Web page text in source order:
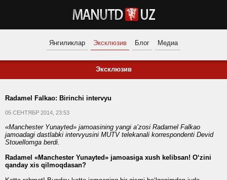
Янгиликлар Эксклюзив Блог Медиа
Эксклюзив
Radamel Falkao: Birinchi intervyu
05 СЕНТЯБР 2014, 23:53
«Manchester Yunayted» jamoasining yangi a’zosi Radamel Falkao
jamoadagi dastlabki intervyusini MUTV telekanali korrespondenti Devid
Stouellomga berdi.
Radamel «Manchester Yunayted» jamoasiga xush kelibsan! O‘zini
qanday xis qilmoqdasan?